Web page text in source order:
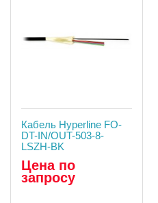
Кабель Hyperline FO-
DT-IN/OUT-503-8-
LSZH-BK
Цена по
запросу